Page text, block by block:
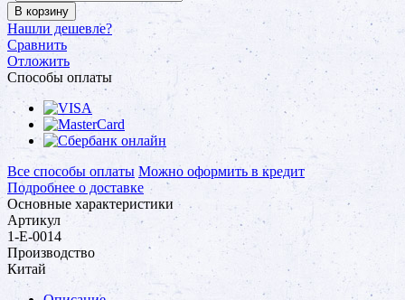
В корзину
Нашли дешевле?
Сравнить
Отложить
Способы оплаты
Все способы оплаты Можно оформить в кредит
Подробнее о доставке
Основные характеристики
Артикул
1-Е-0014
Производство
Китай